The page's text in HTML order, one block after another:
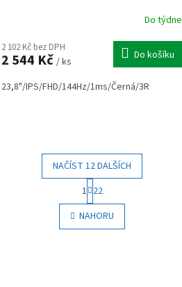
Do týdne
2 102 Kč bez DPH
2 544 Kč / ks Do košíku
23,8"/IPS/FHD/144Hz/1ms/Černá/3R
O
v
l
NAČÍST 12 DALŠÍCH
S
t
r
á
n
1 22
NAHORU